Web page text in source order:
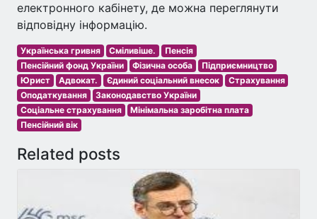
електронного кабінету, де можна переглянути
відповідну інформацію.
Українська гривня Сміливіше.
Пенсія
Пенсійний фонд України
Фізична особа
Підприємництво
Юрист
Адвокат. Єдиний соціальний внесок
Страхування
Оподаткування
Законодавство України
Соціальне страхування
Мінімальна заробітна плата
Пенсійний вік
Related posts